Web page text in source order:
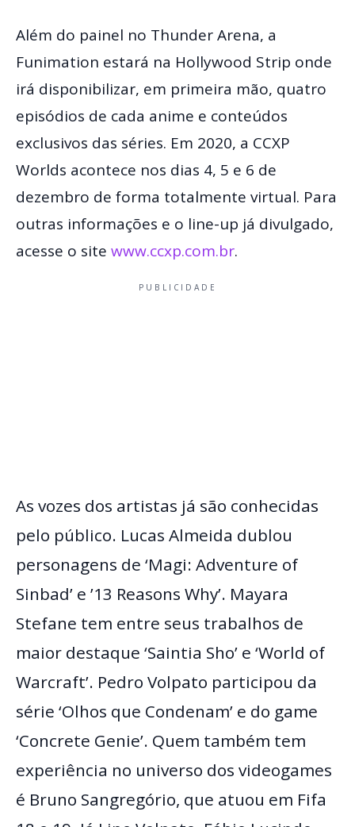
Além do painel no Thunder Arena, a
Funimation estará na Hollywood Strip onde
irá disponibilizar, em primeira mão, quatro
episódios de cada anime e conteúdos
exclusivos das séries. Em 2020, a CCXP
Worlds acontece nos dias 4, 5 e 6 de
dezembro de forma totalmente virtual. Para
outras informações e o line-up já divulgado,
acesse o site www.ccxp.com.br.
PUBLICIDADE
As vozes dos artistas já são conhecidas
pelo público. Lucas Almeida dublou
personagens de ‘Magi: Adventure of
Sinbad’ e ’13 Reasons Why’. Mayara
Stefane tem entre seus trabalhos de
maior destaque ‘Saintia Sho’ e ‘World of
Warcraft’. Pedro Volpato participou da
série ‘Olhos que Condenam’ e do game
‘Concrete Genie’. Quem também tem
experiência no universo dos videogames
é Bruno Sangregório, que atuou em Fifa